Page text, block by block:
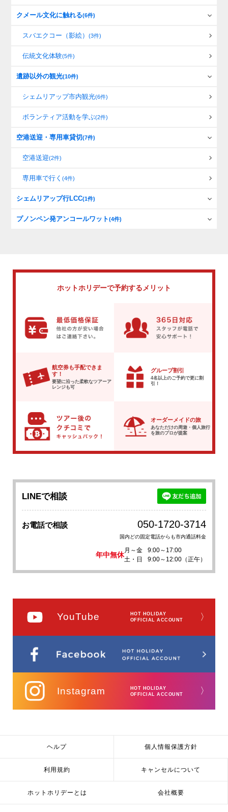
クメール文化に触れる(6件)
スバエクコー（影絵）(3件)
伝統文化体験(5件)
遺跡以外の観光(10件)
シェムリアップ市内観光(6件)
ボランティア活動を学ぶ(2件)
空港送迎・専用車貸切(7件)
空港送迎(2件)
専用車で行く(4件)
シェムリアップ行LCC(1件)
プノンペン発アンコールワット(4件)
ホットホリデーで予約するメリット
航空券も手配できま
す！
要望に沿った柔軟なツアーア
レンジも可
グループ割引
4名以上のご予約で更に割
引！
オーダーメイドの旅
あなただけの周遊・個人旅行
を旅のプロが提案
LINEで相談
お電話で相談 050-1720-3714
国内どの固定電話からも市内通話料金
年中無休
月～金
9:00～17:00
土・日
9:00～12:00（正午）
YouTube
HOT HOLIDAY
OFFICIAL ACCOUNT
〉
Instagram
HOT HOLIDAY
OFFICIAL ACCOUNT
〉
ヘルプ 個人情報保護方針
利用規約 キャンセルについて
ホットホリデーとは 会社概要